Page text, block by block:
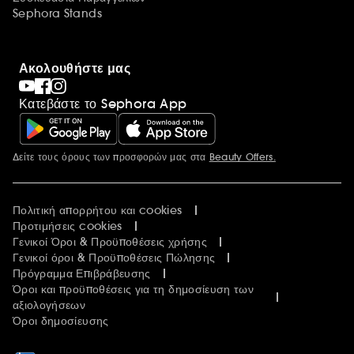
Sephora Stands
Ακολουθήστε μας
Κατεβάστε το Sephora App
Περισσότερες πληροφορίες
Δείτε τους όρους των προσφορών μας στα Beauty Offers.
Πολιτική απορρήτου και cookies
Προτιμήσεις cookies
Γενικοί Όροι & Προϋποθέσεις χρήσης
Γενικοί όροι & Προϋποθέσεις Πώλησης
Πρόγραμμα Επιβράβευσης
Όροι και προϋποθέσεις για τη δημοσίευση των
αξιολογήσεων
Όροι δημοσίευσης